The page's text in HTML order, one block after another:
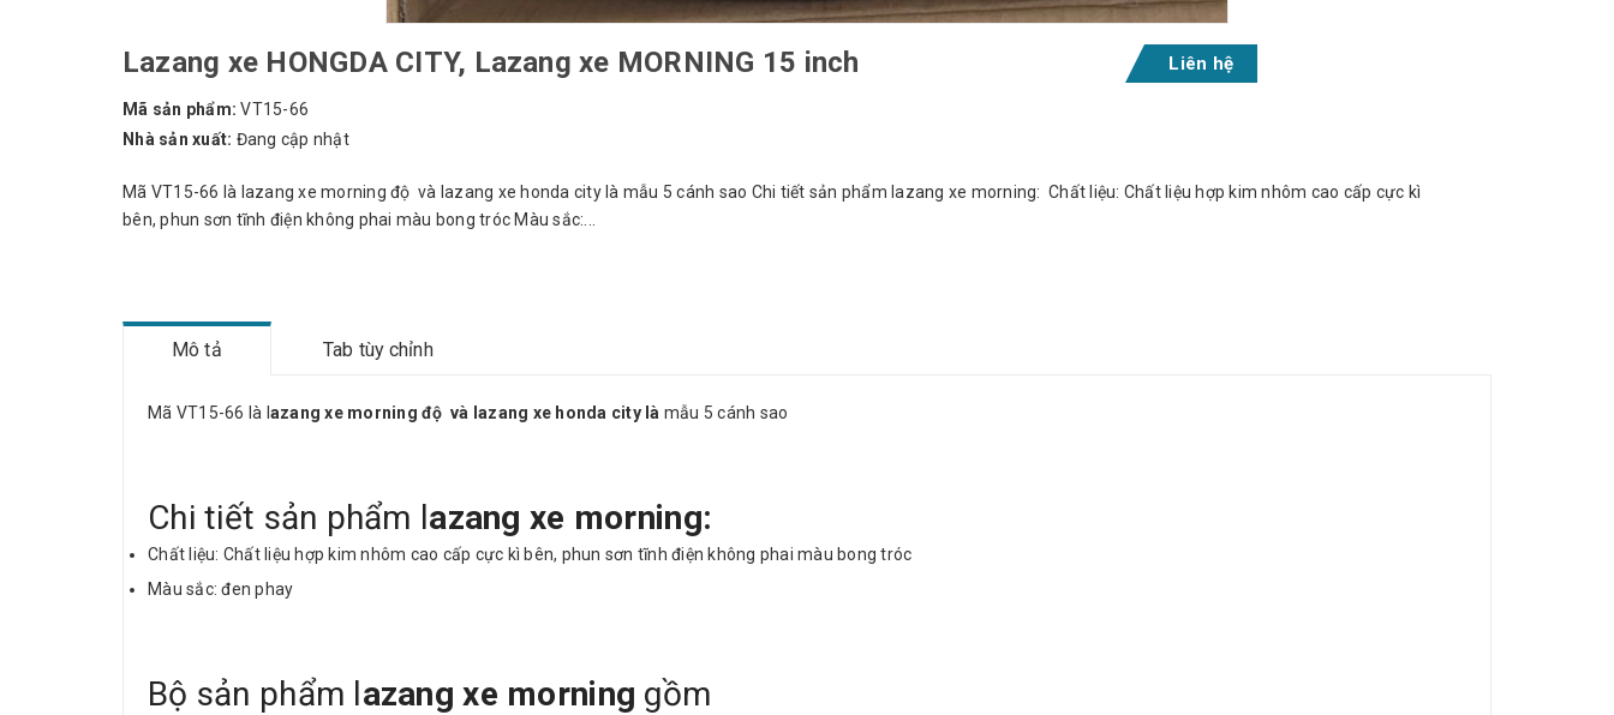
Lazang xe HONGDA CITY, Lazang xe MORNING 15 inch Liên hệ
Mã sản phẩm:VT15-66
Nhà sản xuất: Đang cập nhật
Mã VT15-66 là lazang xe morning độ và lazang xe honda city là mẫu 5 cánh sao Chi tiết sản phẩm lazang xe morning: Chất liệu: Chất liệu hợp kim nhôm cao cấp cực kì
bên, phun sơn tĩnh điện không phai màu bong tróc Màu sắc:...
Mô tả Tab tùy chỉnh
Mã VT15-66 là l azang xe morning độ và lazang xe honda city là mẫu 5 cánh sao
Chi tiết sản phẩm lazang xe morning:
Chất liệu: Chất liệu hợp kim nhôm cao cấp cực kì bên, phun sơn tĩnh điện không phai màu bong tróc
Màu sắc: đen phay
Bộ sản phẩm lazang xe morning gồm